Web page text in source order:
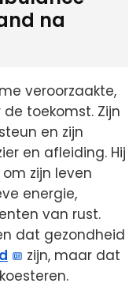
na
veroorzaakte,
toekomst. Zijn
en zijn
en afleiding. Hij
zijn leven
energie,
van rust.
dat gezondheid
zijn, maar dat